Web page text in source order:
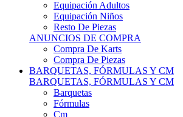
Equipación Adultos
Equipación Niños
Resto De Piezas
ANUNCIOS DE COMPRA
Compra De Karts
Compra De Piezas
BARQUETAS, FÓRMULAS Y CM
BARQUETAS, FÓRMULAS Y CM
Barquetas
Fórmulas
Cm